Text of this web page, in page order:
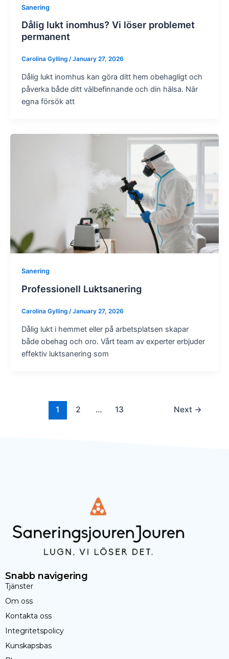
Sanering
Dålig lukt inomhus? Vi löser problemet
permanent
Carolina Gylling /January 27, 2026
Dålig lukt inomhus kan göra ditt hem obehagligt och
påverka både ditt välbefinnande och din hälsa. När
egna försök att
Sanering
Professionell Luktsanering
Carolina Gylling /January 27, 2026
Dålig lukt i hemmet eller på arbetsplatsen skapar
både obehag och oro. Vårt team av experter erbjuder
effektiv luktsanering som
1 2 … 13 Next →
Snabb navigering
Tjänster
Om oss
Kontakta oss
Integritetspolicy
Kunskapsbas